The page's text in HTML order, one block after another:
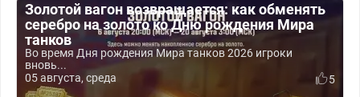
Золотой вагон возвращается: как обменять
серебро на золото ко Дню рождения Мира
танков
Во время Дня рождения Мира танков 2026 игроки
вновь...
05 августа, среда
5